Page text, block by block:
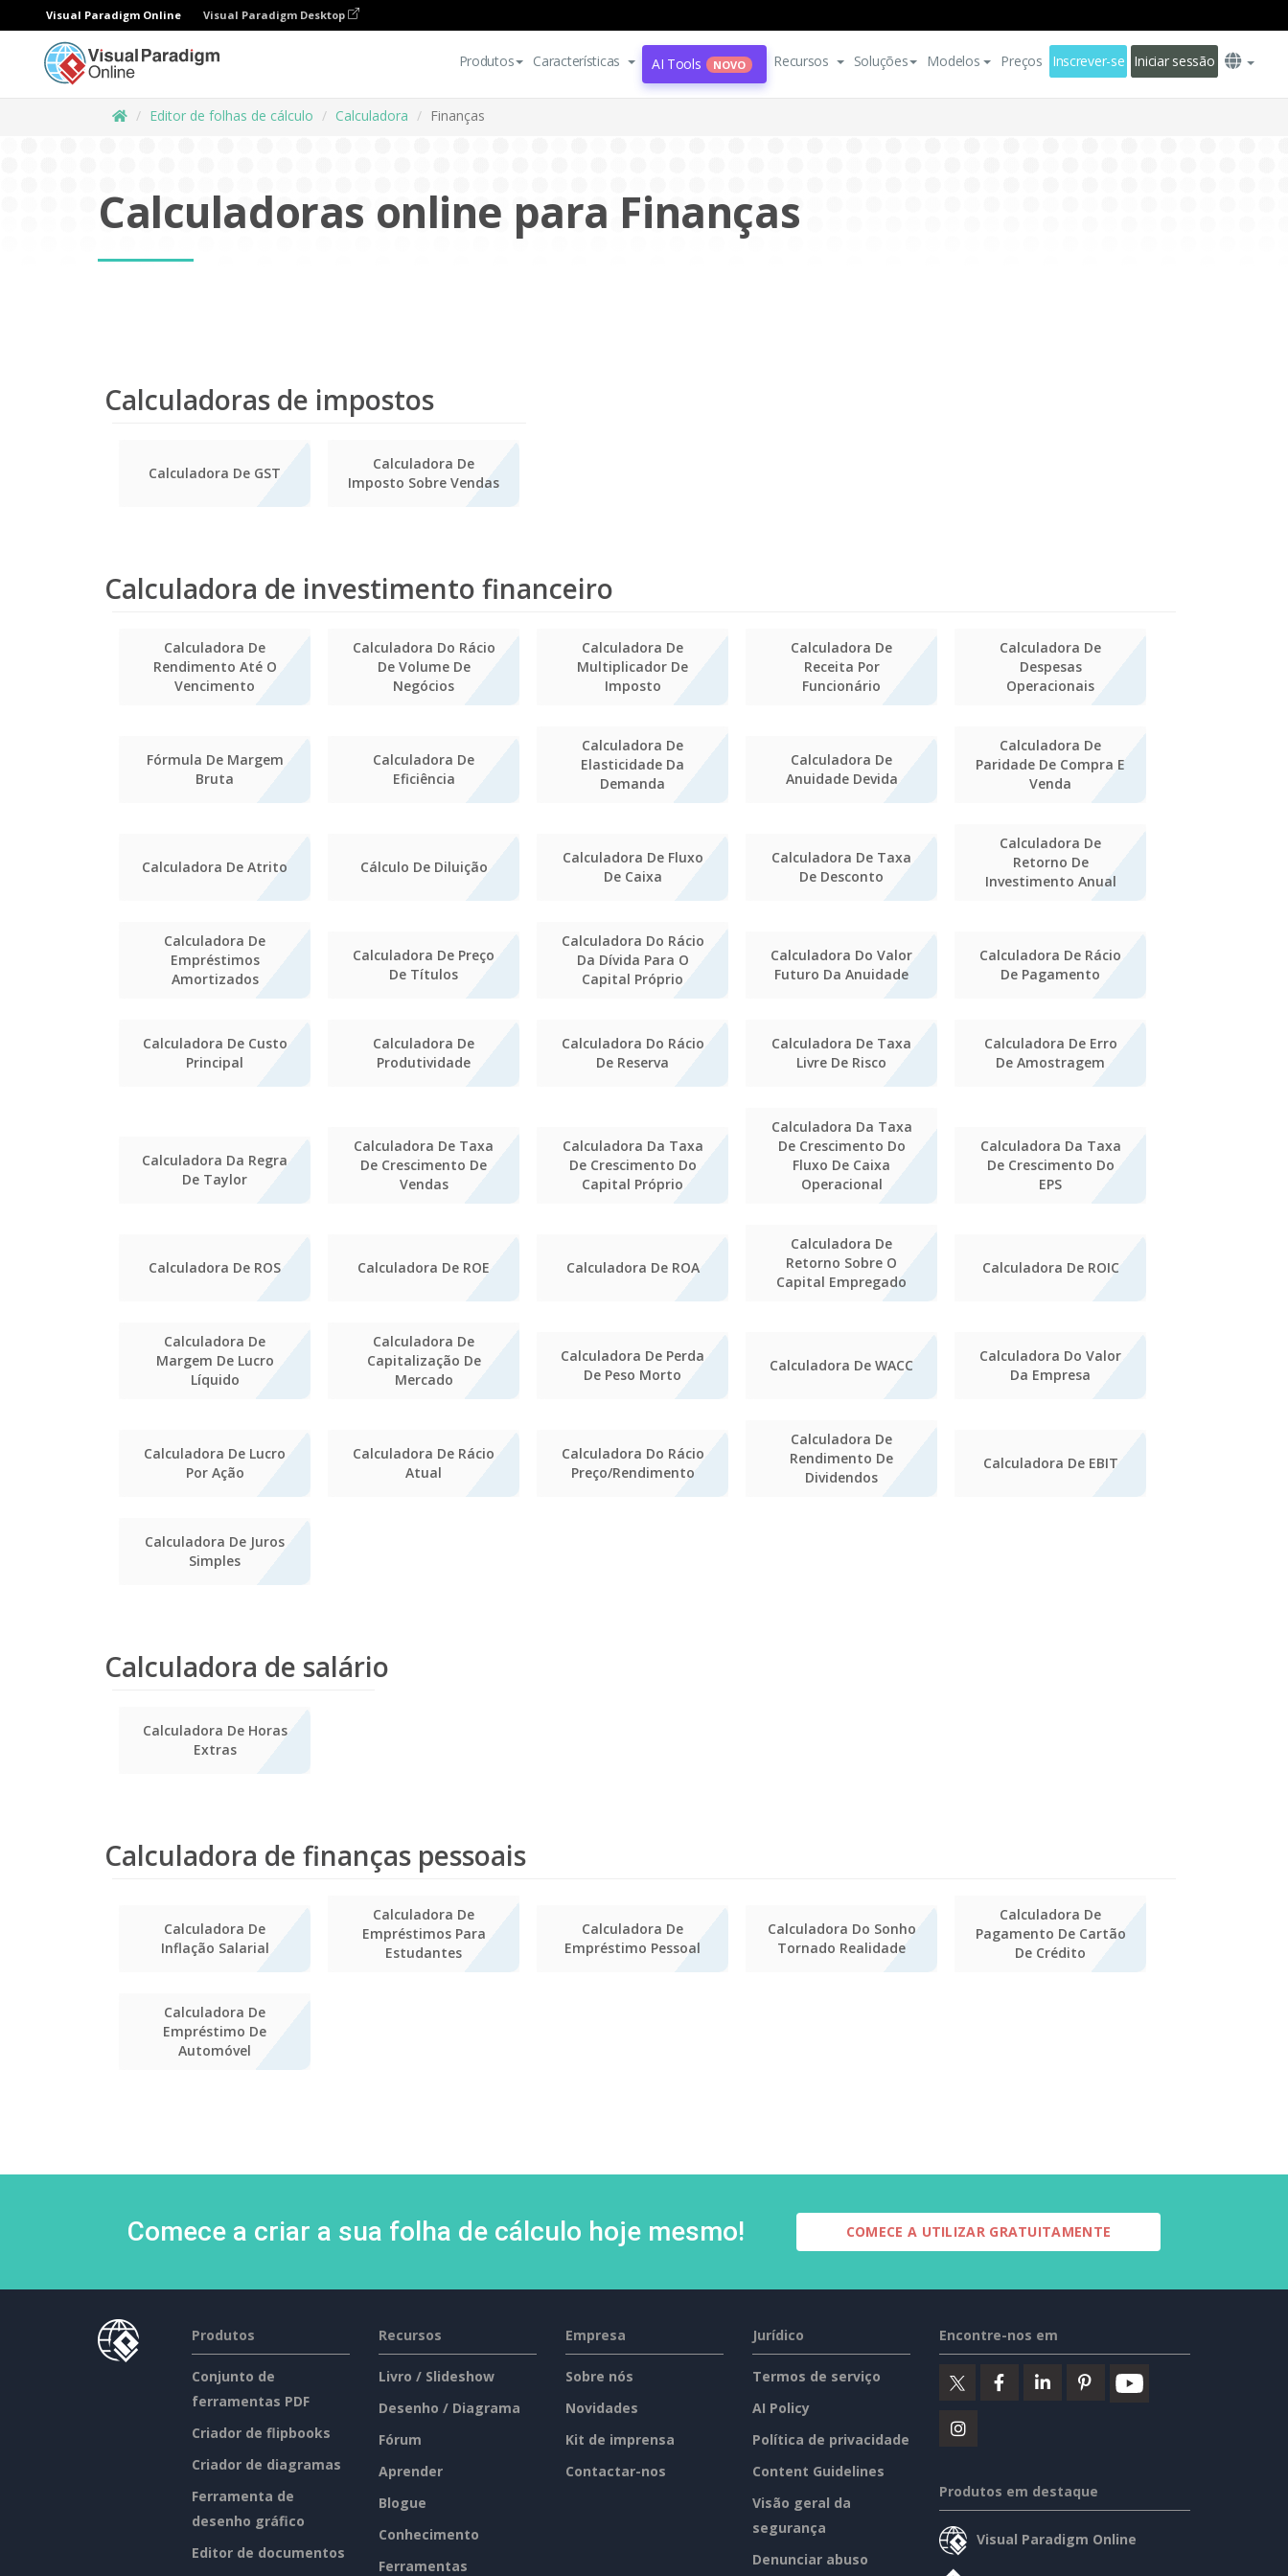
Visual Paradigm Online Visual Paradigm Desktop
Produtos Características AI Tools NOVO Recursos Soluções Modelos Preços Inscrever-se Iniciar sessão
Editor de folhas de cálculo Calculadora Finanças
Calculadoras online para Finanças
Calculadoras de impostos
Calculadora De GST
Calculadora De
Imposto Sobre Vendas
Calculadora de investimento financeiro
Calculadora De
Rendimento Até O
Vencimento
Calculadora Do Rácio
De Volume De
Negócios
Calculadora De
Multiplicador De
Imposto
Calculadora De
Receita Por
Funcionário
Calculadora De
Despesas
Operacionais
Fórmula De Margem
Bruta
Calculadora De
Eficiência
Calculadora De
Elasticidade Da
Demanda
Calculadora De
Anuidade Devida
Calculadora De
Paridade De Compra E
Venda
Calculadora De Atrito Cálculo De Diluição
Calculadora De Fluxo
De Caixa
Calculadora De Taxa
De Desconto
Calculadora De
Retorno De
Investimento Anual
Calculadora De
Empréstimos
Amortizados
Calculadora De Preço
De Títulos
Calculadora Do Rácio
Da Dívida Para O
Capital Próprio
Calculadora Do Valor
Futuro Da Anuidade
Calculadora De Rácio
De Pagamento
Calculadora De Custo
Principal
Calculadora De
Produtividade
Calculadora Do Rácio
De Reserva
Calculadora De Taxa
Livre De Risco
Calculadora De Erro
De Amostragem
Calculadora Da Regra
De Taylor
Calculadora De Taxa
De Crescimento De
Vendas
Calculadora Da Taxa
De Crescimento Do
Capital Próprio
Calculadora Da Taxa
De Crescimento Do
Fluxo De Caixa
Operacional
Calculadora Da Taxa
De Crescimento Do
EPS
Calculadora De ROS Calculadora De ROE Calculadora De ROA
Calculadora De
Retorno Sobre O
Capital Empregado
Calculadora De ROIC
Calculadora De
Margem De Lucro
Líquido
Calculadora De
Capitalização De
Mercado
Calculadora De Perda
De Peso Morto
Calculadora De WACC
Calculadora Do Valor
Da Empresa
Calculadora De Lucro
Por Ação
Calculadora De Rácio
Atual
Calculadora Do Rácio
Preço/rendimento
Calculadora De
Rendimento De
Dividendos
Calculadora De EBIT
Calculadora De Juros
Simples
Calculadora de salário
Calculadora De Horas
Extras
Calculadora de finanças pessoais
Calculadora De
Inflação Salarial
Calculadora De
Empréstimos Para
Estudantes
Calculadora De
Empréstimo Pessoal
Calculadora Do Sonho
Tornado Realidade
Calculadora De
Pagamento De Cartão
De Crédito
Calculadora De
Empréstimo De
Automóvel
Comece a criar a sua folha de cálculo hoje mesmo! COMECE A UTILIZAR GRATUITAMENTE
Produtos
Conjunto de
ferramentas PDF
Criador de flipbooks
Criador de diagramas
Ferramenta de
desenho gráfico
Editor de documentos
Recursos
Livro / Slideshow
Desenho / Diagrama
Fórum
Aprender
Blogue
Conhecimento
Ferramentas
Empresa
Sobre nós
Novidades
Kit de imprensa
Contactar-nos
Jurídico
Termos de serviço
AI Policy
Política de privacidade
Content Guidelines
Visão geral da
segurança
Denunciar abuso
Encontre-nos em
Produtos em destaque
Visual Paradigm Online